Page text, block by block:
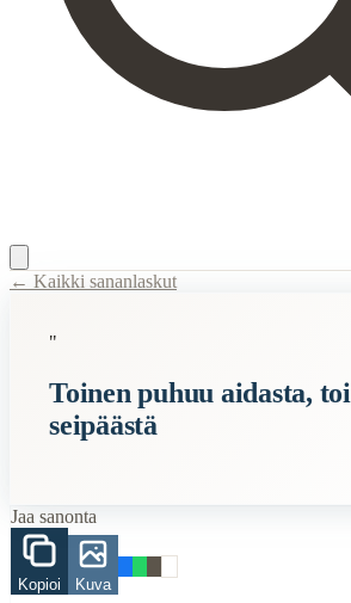
Description:Tämä sanonta tarkoittaa
Semantic Themes
Vanhan Kansan
Related Topics
← Kaikki sananlaskut
"
Toinen puhuu aidasta,
seipäästä
Jaa sanonta
Kopioi Kuva